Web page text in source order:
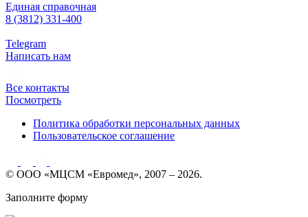
Единая справочная
8 (3812) 331-400
Telegram
Написать нам
Все контакты
Посмотреть
Политика обработки персональных данных
Пользовательское соглашение
© ООО «МЦСМ «Евромед», 2007 – 2026.
Заполните форму